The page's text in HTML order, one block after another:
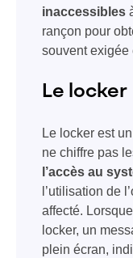
inaccessibles
rançon pour
souvent exigée
Le locker
Le locker est
ne chiffre pas
l’accès au
l’utilisation de
affecté.
locker, un
plein écran,